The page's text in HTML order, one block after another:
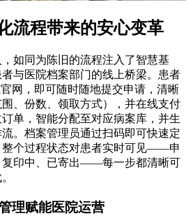
流程带来的安心变革
如同为陈旧的流程注入了智慧基
与医院档案部门的线上桥梁。患者
网，即可随时随地提交申请，清晰
、份数、领取方式），并在线支付
单，智能分配至对应病案库，并生
。档案管理员通过扫码即可快速定
整个过程状态对患者实时可见——申
复印中、已寄出——每一步都清晰可
理赋能医院运营